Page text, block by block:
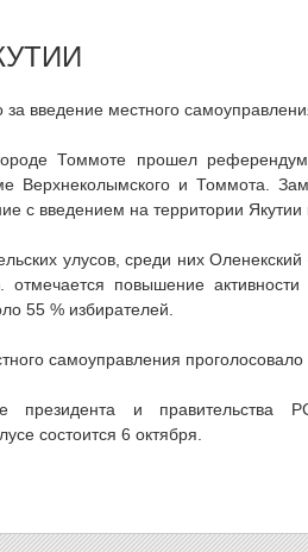
введение местного
Томмоте прошел
Верхнеколымского и Томмота.
с введением на территории Якутии
улусов, среди них
повышение
55 % избирателей.
самоуправления
президента и правительства
состоится 6 октября.